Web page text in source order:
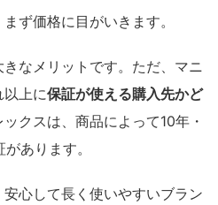
ず価格に目がいきます。
なメリットです。ただ、マニ
上に保証が使える購入先かど
クスは、商品によって10年・
あります。
心して長く使いやすいブラン